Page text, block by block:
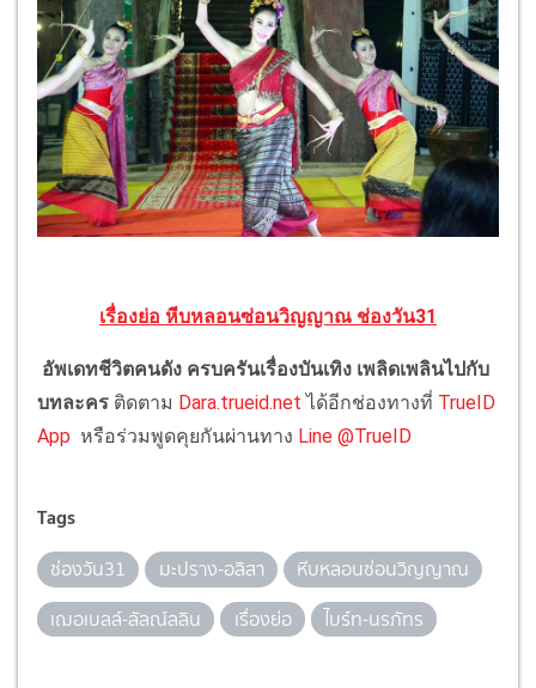
เรื่องย่อ หีบหลอนซ่อนวิญญาณ ช่องวัน31
อัพเดทชีวิตคนดัง ครบครันเรื่องบันเทิง เพลิดเพลินไปกับ
บทละคร ติดตาม Dara.trueid.net ได้อีกช่องทางที่ TrueID
App หรือร่วมพูดคุยกันผ่านทาง Line @TrueID
Tags
ช่องวัน31 มะปราง-อลิสา
หีบหลอนซ่อนวิญญาณ
เฌอเบลล์-ลัลณ์ลลิน
เรื่องย่อ ไบร์ท-นรภัทร